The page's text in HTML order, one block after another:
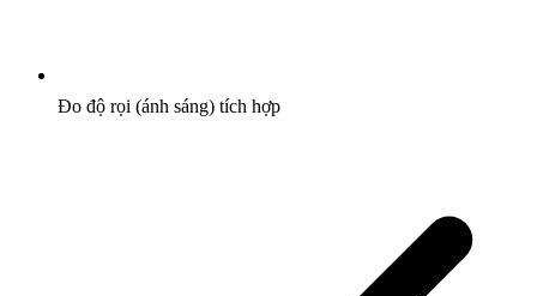
Đo độ rọi (ánh sáng) tích hợp